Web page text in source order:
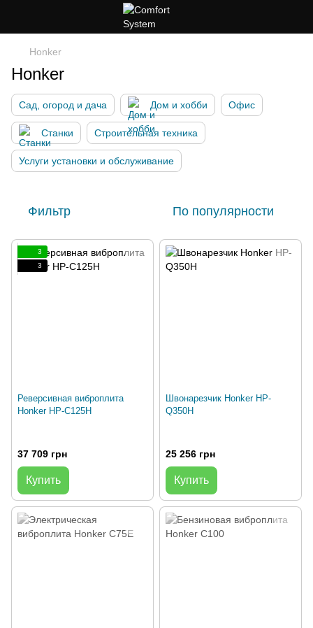
Honker
Honker
Сад, огород и дача Дом и хобби Офис
Станки Строительная техника
Услуги установки и обслуживание
Фильтр По популярности
3
3
Реверсивная виброплита
Honker HP-C125H
37 709 грн
Купить
Швонарезчик Honker HP-
Q350H
25 256 грн
Купить